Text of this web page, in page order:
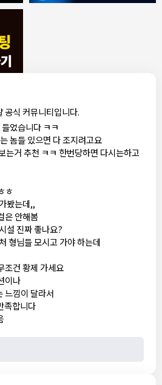
공식 커뮤니티입니다.
의해보면 바로 알려줌
쌀수 없음
ㅋ
ㅋㅋ
여기서 예약 가능한가요?
게 좋음
었습니다 ㅋㅋ
놈들 있으면 다 조지려고요
는거 추천 ㅋㅋ 한번당하면 다시는하고
ㅎ
봤는데,,
은 안해봄
설 진짜 좋나요?
형님들 모시고 가야 하는데
조건 황제 가세요
이나
느낌이 달라서
족합니다